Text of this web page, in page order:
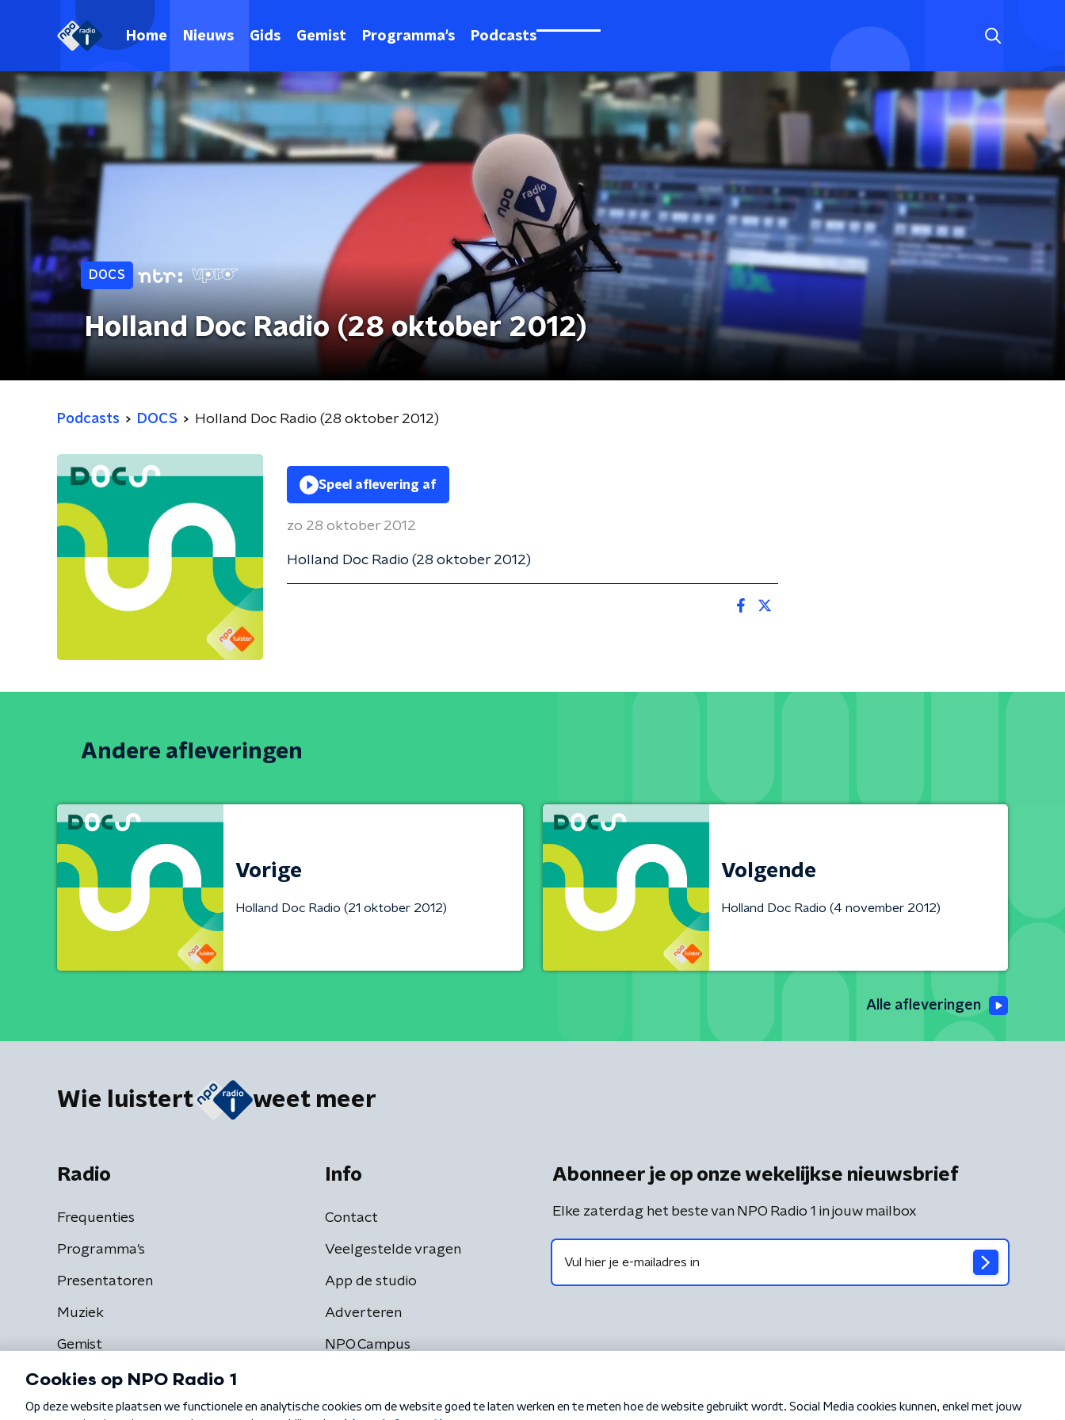
Home Nieuws Gids Gemist Programma's Podcasts
DOCS
Holland Doc Radio (28 oktober 2012)
Podcasts DOCS Holland Doc Radio (28 oktober 2012)
Speel aflevering af
zo 28 oktober 2012
Holland Doc Radio (28 oktober 2012)
Andere afleveringen
Vorige
Holland Doc Radio (21 oktober 2012)
Volgende
Holland Doc Radio (4 november 2012)
Alle afleveringen
Wie luistert weet meer
Radio
Frequenties
Programma's
Presentatoren
Muziek
Gemist
Info
Contact
Veelgestelde vragen
App de studio
Adverteren
NPO Campus
Abonneer je op onze wekelijkse nieuwsbrief
Elke zaterdag het beste van NPO Radio 1 in jouw mailbox